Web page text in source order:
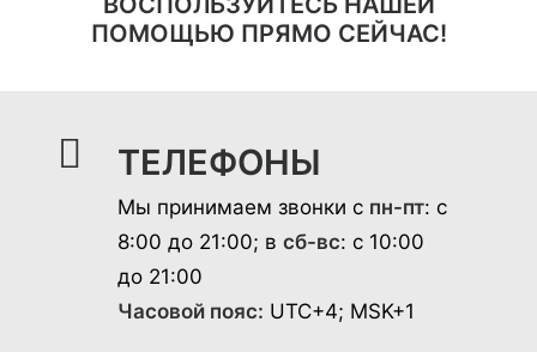
ПОМОЩЬЮ ПРЯМО СЕЙЧАС!
ТЕЛЕФОНЫ
Мы принимаем звонки с пн-пт: с
8:00 до 21:00; в сб-вс: с 10:00
до 21:00
Часовой пояс: UTC+4; MSK+1